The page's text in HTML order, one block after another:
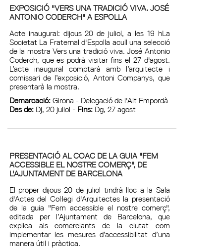
EXPOSICIÓ "VERS UNA TRADICIÓ VIVA. JOSÉ
ANTONIO CODERCH" A ESPOLLA
Acte inaugural: dijous 20 de juliol, a les 19 hLa
Societat La Fraternal d'Espolla acull una selecció
de la mostra Vers una tradició viva. José Antonio
Coderch, que es podrà visitar fins el 27 d'agost.
L’acte inaugural comptarà amb l’arquitecte i
comissari de l’exposició, Antoni Companys, que
presentarà la mostra.
Demarcació:Girona - Delegació de l'Alt Empordà
Des de: Dj, 20 juliol - Fins:Dg, 27 agost
PRESENTACIÓ AL COAC DE LA GUIA "FEM
ACCESSIBLE EL NOSTRE COMERÇ", DE
L'AJUNTAMENT DE BARCELONA
El proper dijous 20 de juliol tindrà lloc a la Sala
d'Actes del Col·legi d'Arquitectes la presentació
de la guia "Fem accessible el nostre comerç",
editada per l’Ajuntament de Barcelona, que
explica als comerciants de la ciutat com
implementar les mesures d’accessibilitat d’una
manera útil i pràctica.